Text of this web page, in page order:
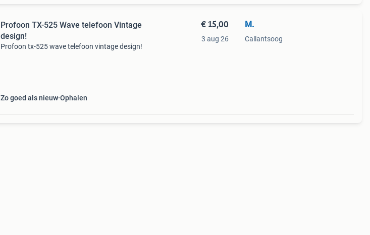
Profoon TX-525 Wave telefoon Vintage
design!
Profoon tx-525 wave telefoon vintage design!
Zo goed als nieuw Ophalen
€ 15,00
3 aug 26
M.
Callantsoog